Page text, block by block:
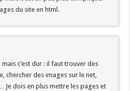
du site en html.
mais c’est dur : il faut trouver des
chercher des images sur le net,
Je dois en plus mettre les pages et